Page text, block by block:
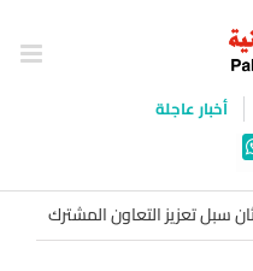
أخبار عاجلة
سبل تعزيز التعاون المشترك